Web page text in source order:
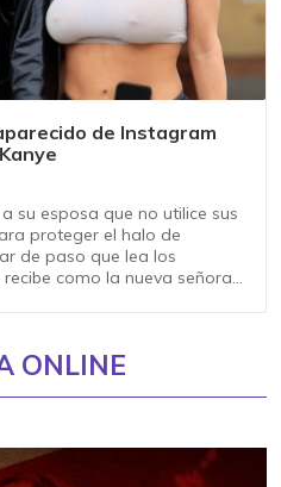
de Instagram
su esposa que no utilice sus
proteger el halo de
de paso que lea los
como la nueva señora
ONLINE